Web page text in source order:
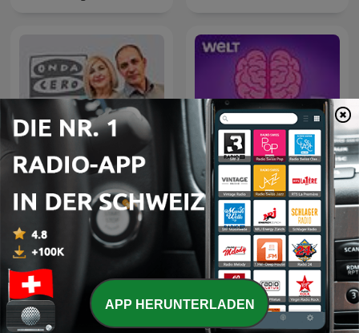
La Rosa de los Vientos
Aha! Zehn Minuten
Alltags-Wissen
APP HERUNTERLADEN